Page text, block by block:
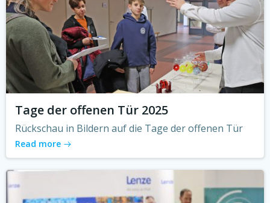
Tage der offenen Tür 2025
Rückschau in Bildern auf die Tage der offenen Tür
Read more